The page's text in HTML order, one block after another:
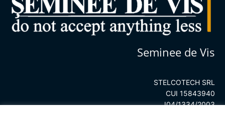
Seminee de Vis
STELCOTECH SRL
CUI 15843940
J04/1334/2003